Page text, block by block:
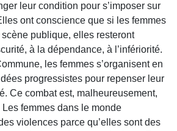
leur condition pour s’imposer sur
ont conscience que si les femmes
scène publique, elles resteront
à la dépendance, à l’infériorité.
les femmes s’organisent en
progressistes pour repenser leur
Ce combat est, malheureusement,
Les femmes dans le monde
violences parce qu’elles sont des